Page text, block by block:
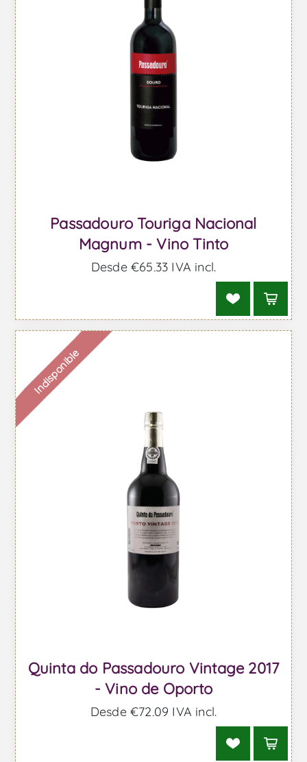
Passadouro Touriga Nacional
Magnum - Vino Tinto
Desde €65,33 IVA incl.
Indisponible
Quinta do Passadouro Vintage 2017
- Vino de Oporto
Desde €72,09 IVA incl.